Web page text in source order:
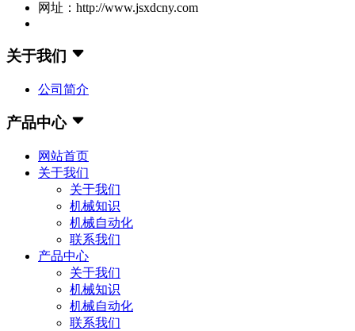
网址：http://www.jsxdcny.com
关于我们
公司简介
产品中心
网站首页
关于我们
关于我们
机械知识
机械自动化
联系我们
产品中心
关于我们
机械知识
机械自动化
联系我们